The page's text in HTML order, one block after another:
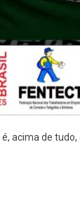
de tudo,